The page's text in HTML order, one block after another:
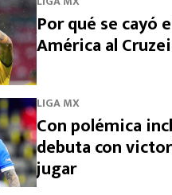
Por qué se cayó
América al
LIGA MX
Con polémica
debuta con
jugar